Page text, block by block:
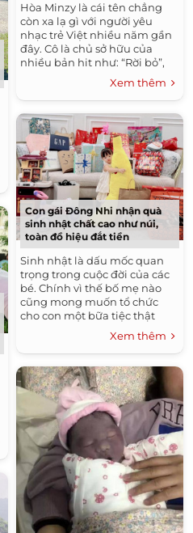
Hòa Minzy là cái tên chẳng
còn xa lạ gì với người yêu
nhạc trẻ Việt nhiều năm gần
đây. Cô là chủ sở hữu của
nhiều bản hit như: “Rời bỏ”,
“Không thể cùng nhau suốt
Xem thêm
Con gái Đông Nhi nhận quà
sinh nhật chất cao như núi,
toàn đồ hiệu đắt tiền
Sinh nhật là dấu mốc quan
trọng trong cuộc đời của các
bé. Chính vì thế bố mẹ nào
cũng mong muốn tổ chức
cho con một bữa tiệc thật
hoành tráng. Thế nhưng niềm
vui đối với các con đơn giản...
Xem thêm